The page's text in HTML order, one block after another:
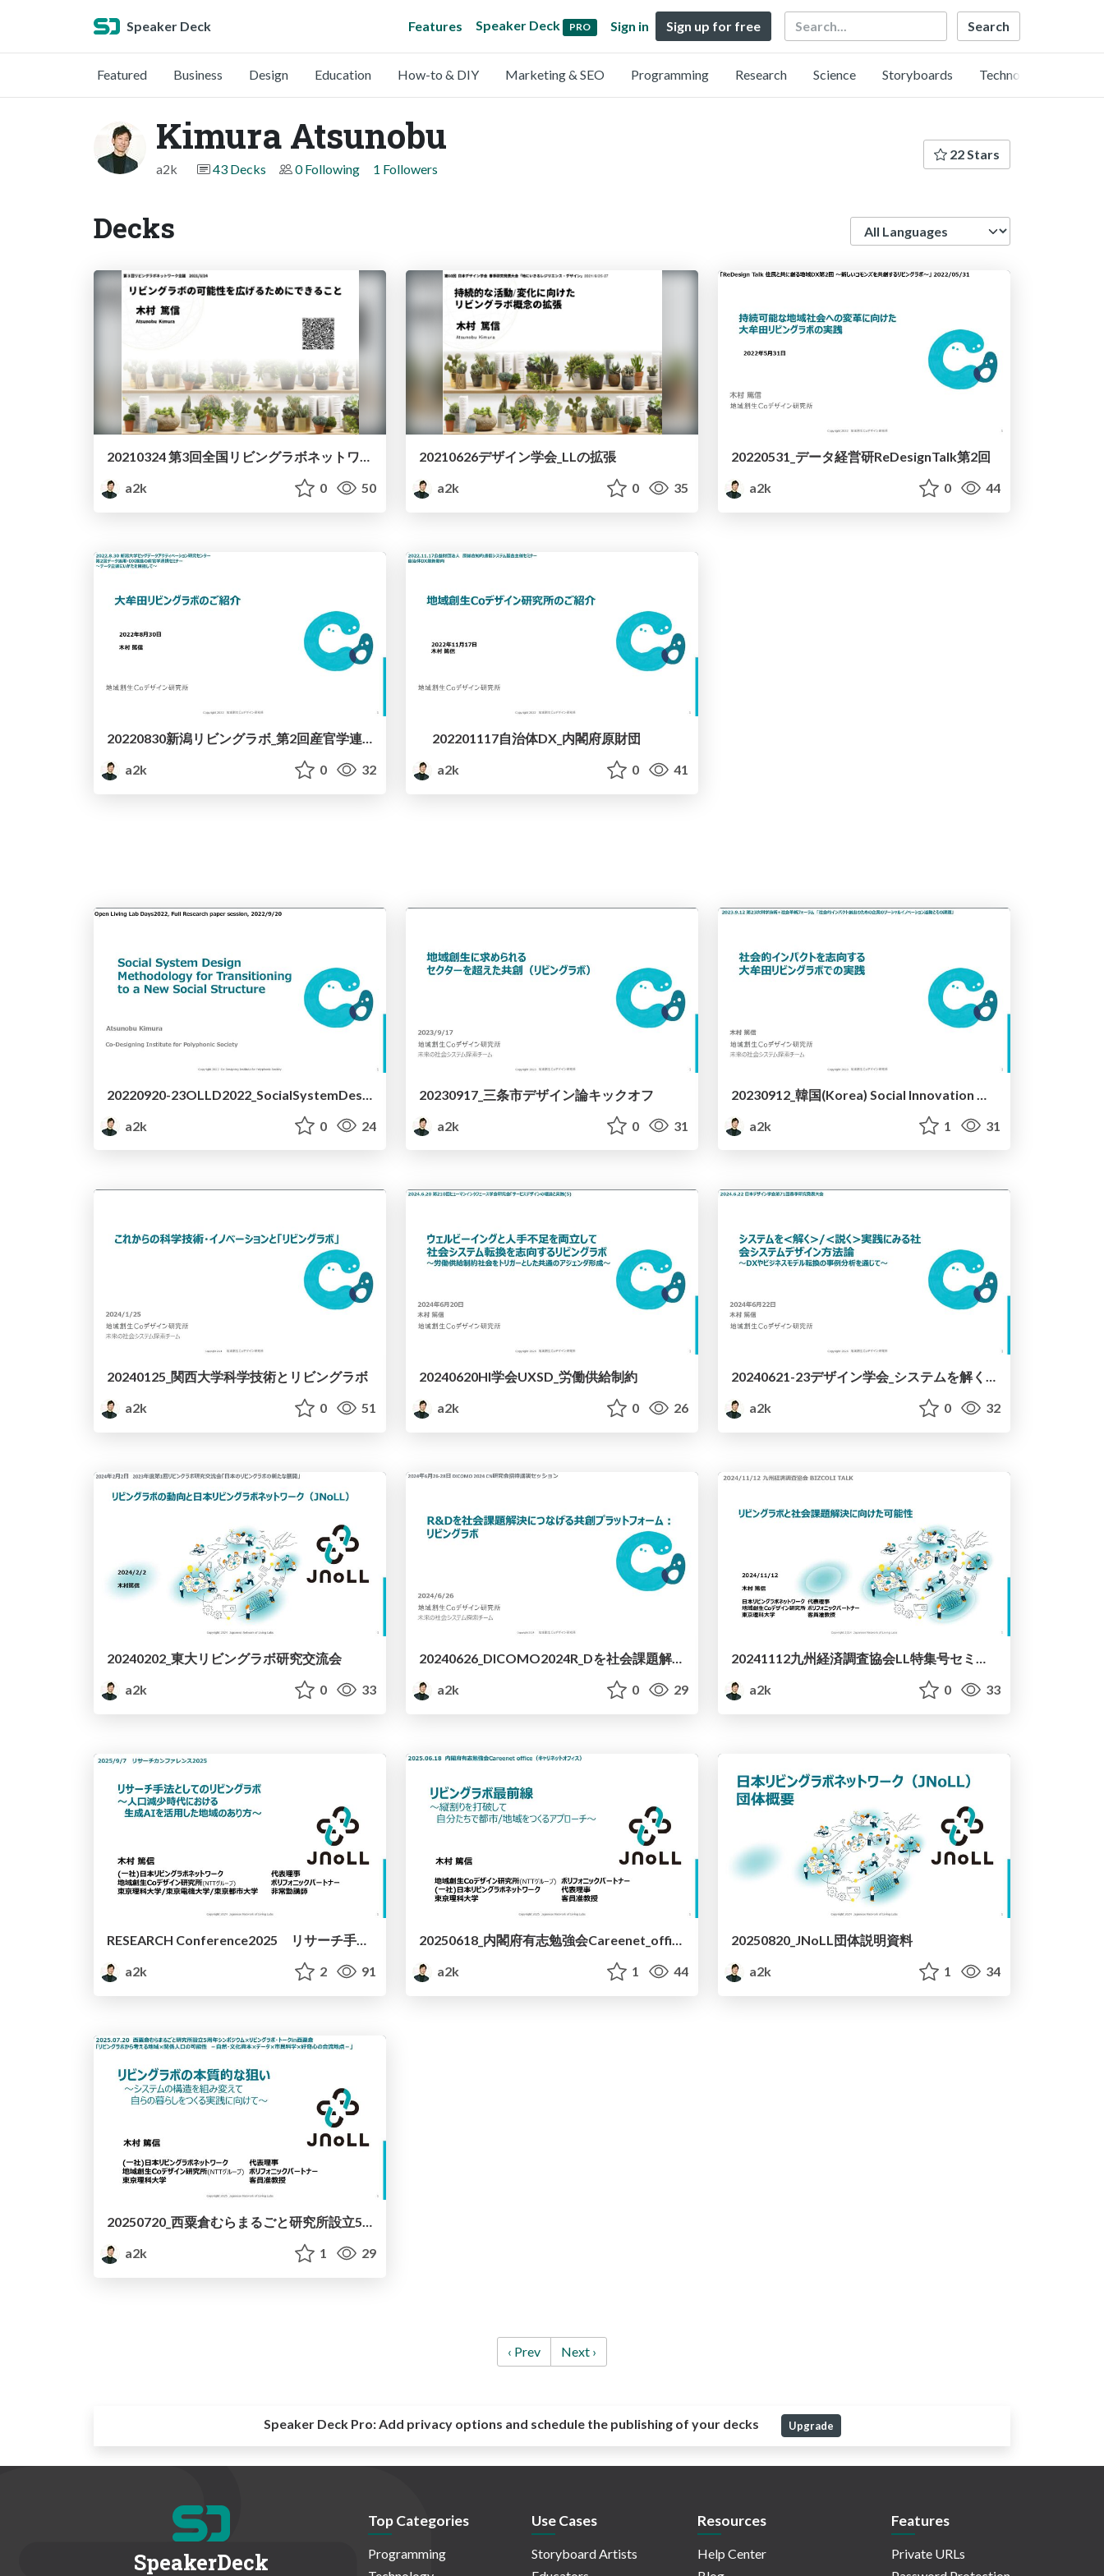
Speaker Deck Features Speaker Deck PRO Sign in Sign up for free Search
Featured Business Design Education How-to & DIY Marketing & SEO Programming Research Science Storyboards Technology
Kimura Atsunobu
a2k 43 Decks 0 Following 1 Followers
22 Stars
Decks
20210324 第3回全国リビングラボネットワーク会議 基調講演
a2k
0 50
20210626デザイン学会_LLの拡張
a2k
0 35
20220531_データ経営研ReDesignTalk第2回
a2k
0 44
20220830新潟リビングラボ_第2回産官学連携セミナ
a2k
0 32
202201117自治体DX_内閣府原財団
a2k
0 41
a2k
0 24
20230917_三条市デザイン論キックオフ
a2k
0 31
a2k
1 31
20240125_関西大学科学技術とリビングラボ
a2k
0 51
20240620HI学会UXSD_労働供給制約
a2k
0 26
a2k
0 32
20240202_東大リビングラボ研究交流会
a2k
0 33
20240626_DICOMO2024R_Dを社会課題解決につなげる共創PF.pdf
a2k
0 29
20241112九州経済調査協会LL特集号セミナ.pdf
a2k
0 33
RESEARCH Conference2025 リサーチ手法としてのリビングラボ～人口減少時代における生成AIを活用した地域のあり方～
a2k
2 91
20250618_内閣府有志勉強会Careenet_office.pdf
a2k
1 44
20250820_JNoLL団体説明資料
a2k
1 34
20250720_西粟倉むらまるごと研究所設立5周年シンポジウム.pdf
a2k
1 29
‹ Prev Next ›
Speaker Deck Pro:Add privacy options and schedule the publishing of your decks Upgrade
SpeakerDeck
Top Categories
Programming
Use Cases
Storyboard Artists
Resources
Help Center
Features
Private URLs